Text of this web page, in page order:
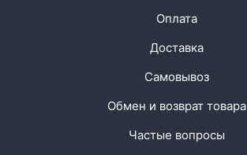
Оплата
Доставка
Самовывоз
Обмен и возврат товара
Частые вопросы